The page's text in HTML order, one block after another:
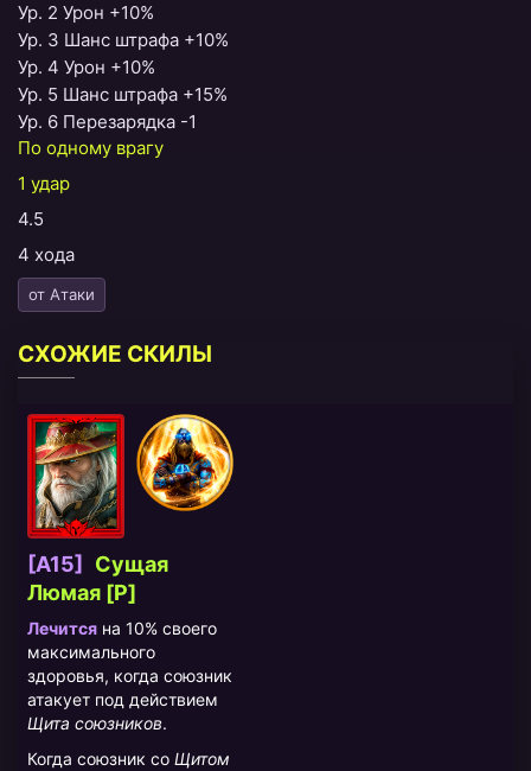
Ур. 2 Урон +10%
Ур. 3 Шанс штрафа +10%
Ур. 4 Урон +10%
Ур. 5 Шанс штрафа +15%
Ур. 6 Перезарядка -1
По одному врагу
1 удар
4.5
4 хода
от Атаки
СХОЖИЕ СКИЛЫ
[A15]
Сущая
Люмая [P]
Лечится на 10% своего
максимального
здоровья, когда союзник
атакует под действием
Щита союзников.
Когда союзник со Щитом